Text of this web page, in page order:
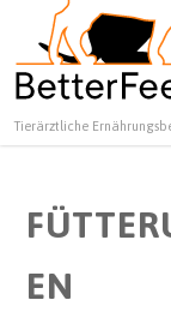
Tierärztliche
EN